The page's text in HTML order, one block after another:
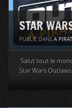
STAR
PUBLIÉ DANS A
Salut tout le
Star Wars